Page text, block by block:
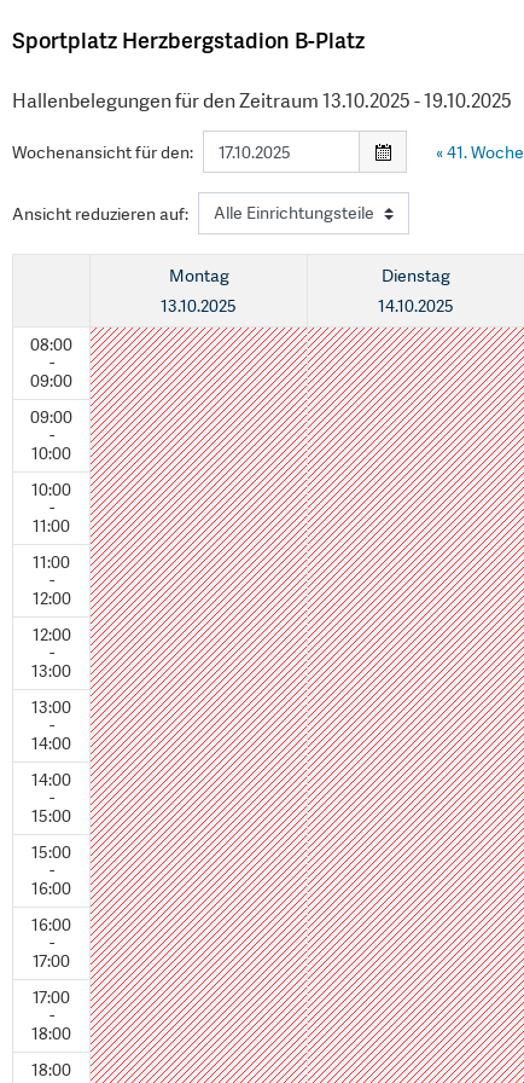
Sportplatz Herzbergstadion B-Platz
Hallenbelegungen für den Zeitraum 13.10.2025 - 19.10.2025
Wochenansicht für den: «41. Woche
Ansicht reduzieren auf:
08:00
-
09:00
09:00
-
10:00
10:00
-
11:00
11:00
-
12:00
12:00
-
13:00
13:00
-
14:00
14:00
-
15:00
15:00
-
16:00
16:00
-
17:00
17:00
-
18:00
18:00
Montag
13.10.2025
Dienstag
14.10.2025